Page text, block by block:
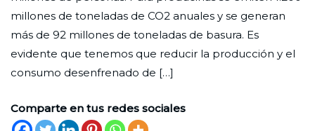
2024
sostenible?
millones de toneladas de CO2 anuales y se generan
más de 92 millones de toneladas de basura. Es
evidente que tenemos que reducir la producción y el
consumo desenfrenado de […]
Comparte en tus redes sociales